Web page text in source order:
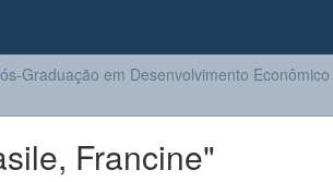
Graduação em Desenvolvimento Econômico
Francine"